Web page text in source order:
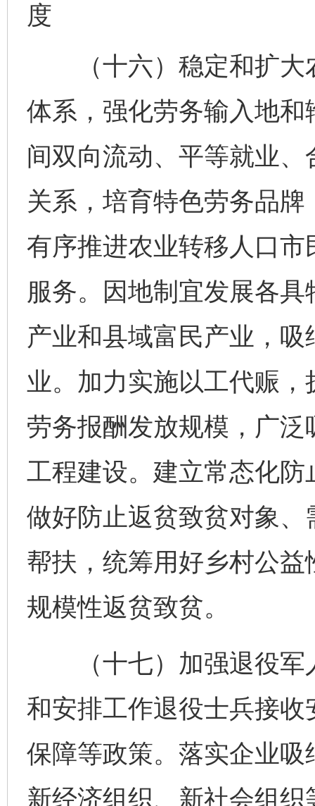
度
（十六）稳定和扩大
体系，强化劳务输入地
间双向流动、平等就业
关系，培育特色劳务品
有序推进农业转移人口
服务。因地制宜发展各
产业和县域富民产业，
业。加力实施以工代赈
劳务报酬发放规模，广
工程建设。建立常态化
做好防止返贫致贫对象
帮扶，统筹用好乡村公
规模性返贫致贫。
（十七）加强退役军
和安排工作退役士兵接
保障等政策。落实企业
新经济组织、新社会组